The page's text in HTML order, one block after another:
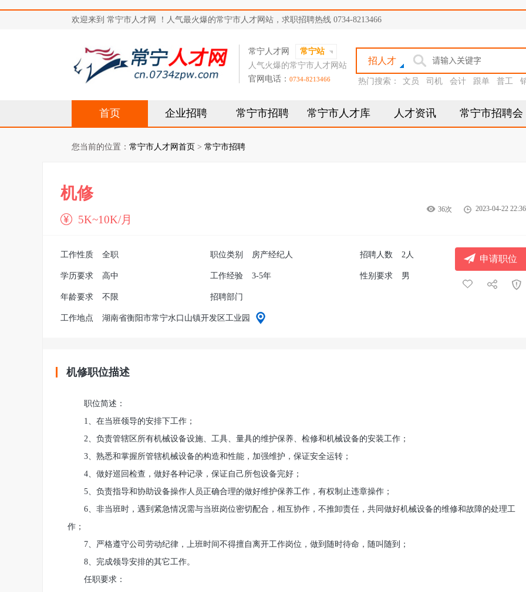
欢迎来到 常宁市人才网 ！人气最火爆的常宁市人才网站，求职招聘热线 0734-8213466
常宁人才网
常宁站
人气火爆的常宁市人才网站
官网电话： 0734-8213466
招人才
热门搜索： 文员 司机 会计 跟单 普工
首页 企业招聘 常宁市招聘 常宁市人才库 人才资讯 常宁市招聘会
您当前的位置： 常宁市人才网首页 > 常宁市招聘
2023-04-22
36次
机修
5K~10K/月
申请职位
工作性质 全职 职位类别 房产经纪人 招聘人数 2人
学历要求 高中 工作经验 3-5年 性别要求 男
年龄要求 不限 招聘部门
工作地点 湖南省衡阳市常宁水口山镇开发区工业园
机修职位描述
职位简述：
1、在当班领导的安排下工作；
2、负责管辖区所有机械设备设施、工具、量具的维护保养、检修和机械设备的安装工作；
3、熟悉和掌握所管辖机械设备的构造和性能，加强维护，保证安全运转；
4、做好巡回检查，做好各种记录，保证自己所包设备完好；
5、负责指导和协助设备操作人员正确合理的做好维护保养工作，有权制止违章操作；
6、非当班时，遇到紧急情况需与当班岗位密切配合，相互协作，不推卸责任，共同做好机械设备的维修和故障的处理工
作；
7、严格遵守公司劳动纪律，上班时间不得擅自离开工作岗位，做到随时待命，随叫随到；
8、完成领导安排的其它工作。
任职要求：